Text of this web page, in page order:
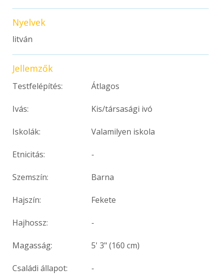
Nyelvek
litván
Jellemzők
Testfelépítés: Átlagos
Ivás: Kis/társasági ivó
Iskolák: Valamilyen iskola
Etnicitás: -
Szemszín: Barna
Hajszín: Fekete
Hajhossz: -
Magasság: 5' 3" (160 cm)
Családi állapot: -